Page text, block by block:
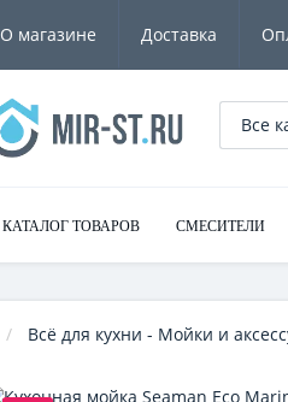
О магазине Доставка
Все
КАТАЛОГ ТОВАРОВ СМЕСИТЕЛИ
Всё для кухни - Мойки и